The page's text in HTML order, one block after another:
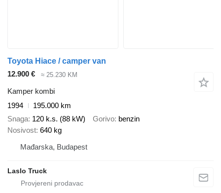
Toyota Hiace / camper van
12.900 €
≈ 25.230 KM
Kamper kombi
1994
195.000 km
Snaga 120 k.s. (88 kW) Gorivo benzin
Nosivost 640 kg
Mađarska, Budapest
Laslo Truck